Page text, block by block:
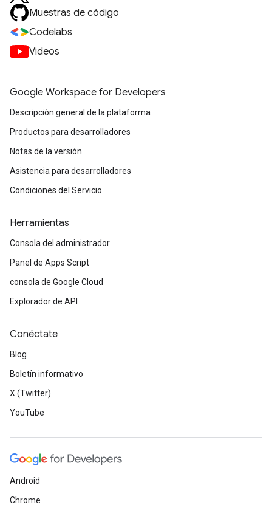
Muestras de código
Codelabs
Videos
Google Workspace for Developers
Descripción general de la plataforma
Productos para desarrolladores
Notas de la versión
Asistencia para desarrolladores
Condiciones del Servicio
Herramientas
Consola del administrador
Panel de Apps Script
consola de Google Cloud
Explorador de API
Conéctate
Blog
Boletín informativo
X (Twitter)
YouTube
Android
Chrome